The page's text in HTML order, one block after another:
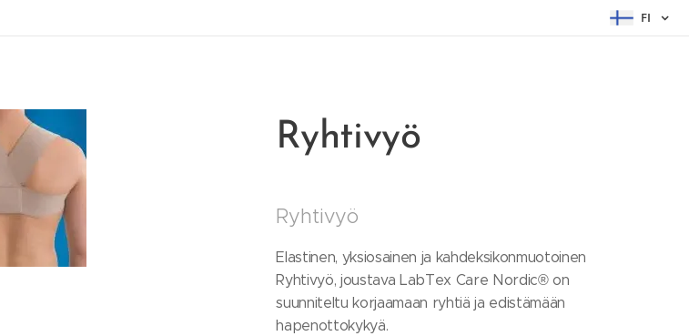
FI
Ryhtivyö
Ryhtivyö
Elastinen, yksiosainen ja kahdeksikonmuotoinen
Ryhtivyö, joustava LabTex Care Nordic® on
suunniteltu korjaamaan ryhtiä ja edistämään
hapenottokykyä.